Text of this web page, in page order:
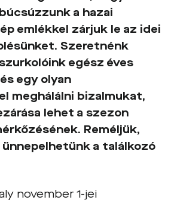
a hazai
emlékkel zárjuk le az idei
Szeretnénk
egész éves
egy olyan
meghálálni bizalmukat,
lehet a szezon
Reméljük,
a találkozó
november 1-jei